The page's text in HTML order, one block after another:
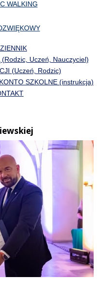
WALKING
Uczeń, Nauczyciel)
(Uczeń, Rodzic)
SZKOLNE (instrukcja)